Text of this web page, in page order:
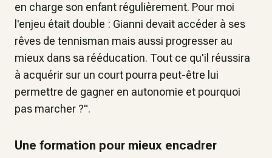
en charge son enfant régulièrement. Pour moi
l'enjeu était double : Gianni devait accéder à ses
rêves de tennisman mais aussi progresser au
mieux dans sa rééducation. Tout ce qu'il réussira
à acquérir sur un court pourra peut-être lui
permettre de gagner en autonomie et pourquoi
pas marcher ?".
Une formation pour mieux encadrer